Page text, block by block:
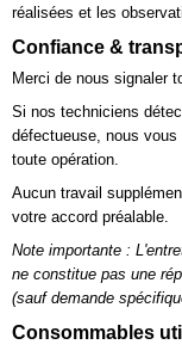
réalisées et les
Confiance &
Merci de nous signaler
Si nos techniciens
défectueuse, nous
toute opération.
Aucun travail
votre accord préalable.
Note importante :
ne constitue pas une
(sauf demande
Consommables